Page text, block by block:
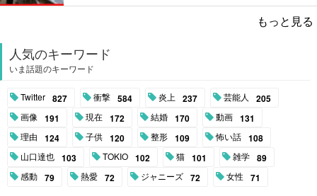
もっと見る
人気のキーワード
いま話題のキーワード
Twitter 827 衝撃 584 炎上 237 芸能人 205
画像 191 現在 172 結婚 170 動画 131
理由 124 子供 120 整形 109 怖い話 108
山口達也 103 TOKIO 102 猫 101 雑学 89
感動 79 熱愛 72 ジャニーズ 72 女性 71